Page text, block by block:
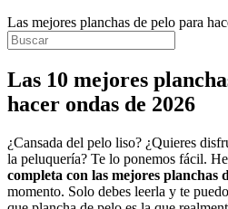
Las mejores planchas de pelo para
Las 10 mejores
hacer ondas de 2026
¿Cansada del pelo liso? ¿Quieres
la peluquería? Te lo ponemos fácil.
completa con las mejores planchas
momento. Solo debes leerla y te